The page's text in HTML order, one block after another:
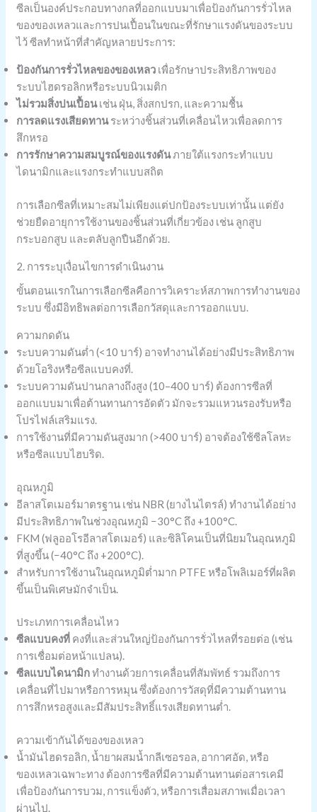
ซีลเป็นองค์ประกอบทางกลที่ออกแบบมาเพื่อป้องกันการรั่วไหล
ของของเหลวและการปนเปื้อนในขณะที่รักษาแรงดันของระบบ
ไว้ ซีลทำหน้าที่สำคัญหลายประการ:
ป้องกันการรั่วไหลของของเหลว เพื่อรักษาประสิทธิภาพของ
ระบบไฮดรอลิกหรือระบบนิวเมติก
ไม่รวมสิ่งปนเปื้อนเช่น ฝุ่น, สิ่งสกปรก, และความชื้น
การลดแรงเสียดทานระหว่างชิ้นส่วนที่เคลื่อนไหวเพื่อลดการ
สึกหรอ
การรักษาความสมบูรณ์ของแรงดันภายใต้แรงกระทำแบบ
ไดนามิกและแรงกระทำแบบสถิต
การเลือกซีลที่เหมาะสมไม่เพียงแต่ปกป้องระบบเท่านั้น แต่ยัง
ช่วยยืดอายุการใช้งานของชิ้นส่วนที่เกี่ยวข้อง เช่น ลูกสูบ
กระบอกสูบ และตลับลูกปืนอีกด้วย.
2. การระบุเงื่อนไขการดำเนินงาน
ขั้นตอนแรกในการเลือกซีลคือการวิเคราะห์สภาพการทำงานของ
ระบบ ซึ่งมีอิทธิพลต่อการเลือกวัสดุและการออกแบบ.
ความกดดัน
ระบบความดันต่ำ (<10 บาร์) อาจทำงานได้อย่างมีประสิทธิภาพ
ด้วยโอริงหรือซีลแบบคงที่.
ระบบความดันปานกลางถึงสูง (10–400 บาร์) ต้องการซีลที่
ออกแบบมาเพื่อต้านทานการอัดตัว มักจะรวมแหวนรองรับหรือ
โปรไฟล์เสริมแรง.
การใช้งานที่มีความดันสูงมาก (>400 บาร์) อาจต้องใช้ซีลโลหะ
หรือซีลแบบไฮบริด.
อุณหภูมิ
อีลาสโตเมอร์มาตรฐาน เช่น NBR (ยางไนไตรล์) ทำงานได้อย่าง
มีประสิทธิภาพในช่วงอุณหภูมิ −30°C ถึง +100°C.
FKM (ฟลูออโรอีลาสโตเมอร์) และซิลิโคนเป็นที่นิยมในอุณหภูมิ
ที่สูงขึ้น (−40°C ถึง +200°C).
สำหรับการใช้งานในอุณหภูมิต่ำมาก PTFE หรือโพลิเมอร์ที่ผลิต
ขึ้นเป็นพิเศษมักจำเป็น.
ประเภทการเคลื่อนไหว
ซีลแบบคงที่ คงที่และส่วนใหญ่ป้องกันการรั่วไหลที่รอยต่อ (เช่น
การเชื่อมต่อหน้าแปลน).
ซีลแบบไดนามิกทำงานด้วยการเคลื่อนที่สัมพัทธ์ รวมถึงการ
เคลื่อนที่ไปมาหรือการหมุน ซึ่งต้องการวัสดุที่มีความต้านทาน
การสึกหรอสูงและมีสัมประสิทธิ์แรงเสียดทานต่ำ.
ความเข้ากันได้ของของเหลว
น้ำมันไฮดรอลิก, น้ำยาผสมน้ำกลีเซอรอล, อากาศอัด, หรือ
ของเหลวเฉพาะทาง ต้องการซีลที่มีความต้านทานต่อสารเคมี
เพื่อป้องกันการบวม, การแข็งตัว, หรือการเสื่อมสภาพเมื่อเวลา
ผ่านไป.